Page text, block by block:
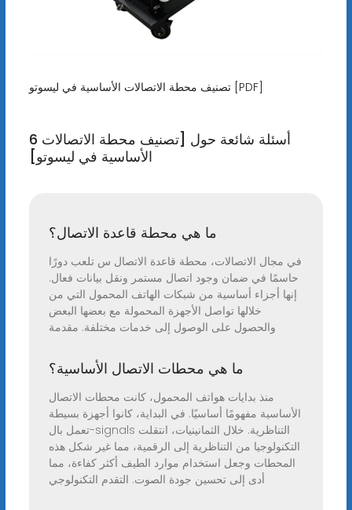
تصنيف محطة الاتصالات الأساسية في ليسوتو [PDF]
6 أسئلة شائعة حول [تصنيف محطة الاتصالات
الأساسية في ليسوتو]
ما هي محطة قاعدة الاتصال؟
في مجال الاتصالات، محطة قاعدة الاتصال س تلعب دورًا
حاسمًا في ضمان وجود اتصال مستمر ونقل بيانات فعال.
إنها أجزاء أساسية من شبكات الهاتف المحمول التي من
خلالها تواصل الأجهزة المحمولة مع بعضها البعض
والحصول على الوصول إلى خدمات مختلفة. مقدمة
ما هي محطات الاتصال الأساسية؟
منذ بدايات هواتف المحمول، كانت محطات الاتصال
الأساسية مفهومًا أساسيًا. في البداية، كانوا أجهزة بسيطة
تعمل بال-signals التناظرية. خلال الثمانينيات، انتقلت
التكنولوجيا من التناظرية إلى الرقمية، مما غير شكل هذه
المحطات وجعل استخدام موارد الطيف أكثر كفاءة، مما
أدى إلى تحسين جودة الصوت. التقدم التكنولوجي